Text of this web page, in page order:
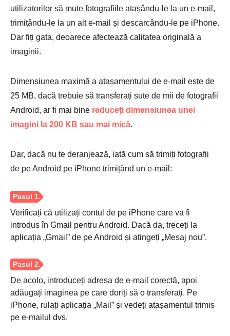
Pasul 1.
utilizatorilor să mute fotografiile atașându-le la un e-mail,
trimițându-le la un alt e-mail și descarcându-le pe iPhone.
Dar fiți gata, deoarece afectează calitatea originală a
imaginii.
Dimensiunea maximă a atașamentului de e-mail este de
25 MB, dacă trebuie să transferați sute de mii de fotografii
Android, ar fi mai bine reduceți dimensiunea unei
imagini la 200 KB sau mai mică.
Dar, dacă nu te deranjează, iată cum să trimiți fotografii
de pe Android pe iPhone trimițând un e-mail:
Verificați că utilizați contul de pe iPhone care va fi
introdus în Gmail pentru Android. Dacă da, treceți la
aplicația „Gmail” de pe Android și atingeți „Mesaj nou”.
De acolo, introduceți adresa de e-mail corectă, apoi
adăugați imaginea pe care doriți să o transferați. Pe
iPhone, rulați aplicația „Mail” și vedeți atașamentul trimis
pe e-mailul dvs.